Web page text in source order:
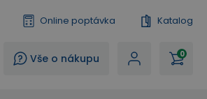
Online poptávka Katalog
? Vše o nákupu 0